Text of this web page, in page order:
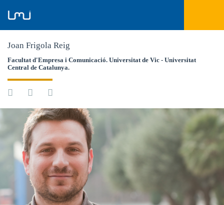
Joan Frigola Reig
Facultat d'Empresa i Comunicació. Universitat de Vic - Universitat
Central de Catalunya.